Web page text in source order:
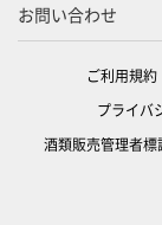
お問い合わせ
ご利用規約
プライバ
酒類販売管理者標